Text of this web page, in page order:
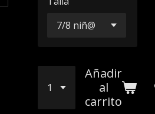
Añadir
al
carrito